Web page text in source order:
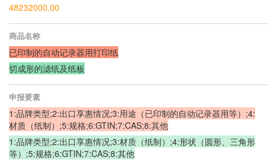
48232000.00
商品名称
已印制的自动记录器用打印纸
切成形的滤纸及纸板
申报要素
1:品牌类型;2:出口享惠情况;3:用途（已印制的自动记录器用等）;4:
材质（纸制）;5:规格;6:GTIN;7:CAS;8:其他
1:品牌类型;2:出口享惠情况;3:材质（纸制）;4:形状（圆形、三角形
等）;5:规格;6:GTIN;7:CAS;8:其他